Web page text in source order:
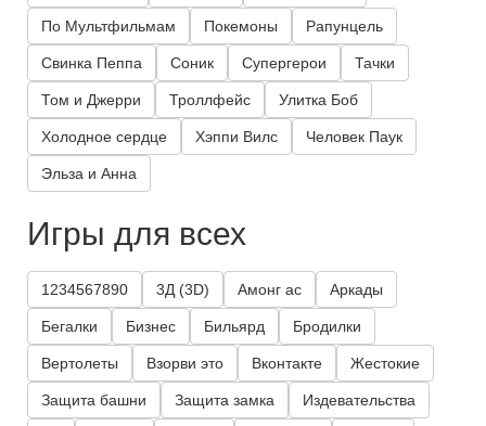
По Мультфильмам Покемоны Рапунцель
Свинка Пеппа Соник Супергерои Тачки
Том и Джерри Троллфейс Улитка Боб
Холодное сердце Хэппи Вилс Человек Паук
Эльза и Анна
Игры для всех
1234567890 3Д (3D) Амонг ас Аркады
Бегалки Бизнес Бильярд Бродилки
Вертолеты Взорви это Вконтакте Жестокие
Защита башни Защита замка Издевательства